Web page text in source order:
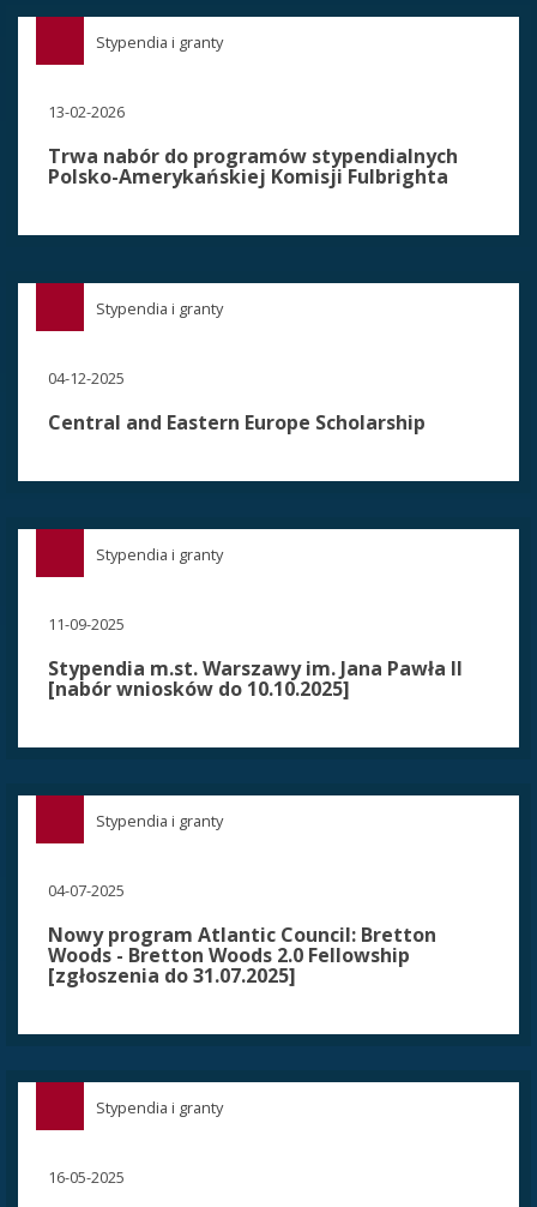
13-02-2026
Trwa nabór do programów stypendialnych
Polsko-Amerykańskiej Komisji Fulbrighta
Stypendia i granty
04-12-2025
Central and Eastern Europe Scholarship
Stypendia i granty
11-09-2025
Stypendia m.st. Warszawy im. Jana Pawła II
[nabór wniosków do 10.10.2025]
Stypendia i granty
04-07-2025
Nowy program Atlantic Council: Bretton
Woods - Bretton Woods 2.0 Fellowship
[zgłoszenia do 31.07.2025]
Stypendia i granty
16-05-2025
Stypendia i granty